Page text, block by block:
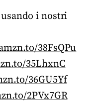
i nostri
38FsQPu
35LhxnC
36GU5Yf
2PVx7GR